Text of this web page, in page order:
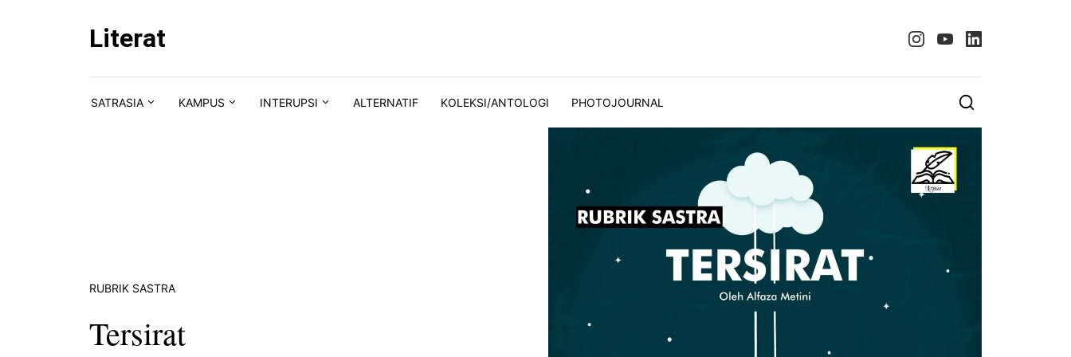
Literat
SATRASIA KAMPUS INTERUPSI ALTERNATIF KOLEKSI/ANTOLOGI PHOTOJOURNAL
RUBRIK SASTRA
Tersirat